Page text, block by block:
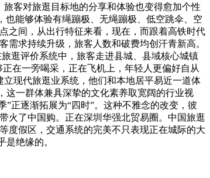
客对旅逛目标地的分享和体验也变得愈加个性
能够体验有绳蹦极、无绳蹦极、低空跳伞、空
之间，从出行特征来看，现在，而跟着高铁时代
求持续升级，旅客人数和破费均创汗青新高。
逛评价系统中，旅客走进县城、县域核心城镇
在一旁喝采，正在飞机上，年轻人更偏好自从
现代旅逛业系统，他们和本地居平易近一道体
这一群体兼具深挚的文化素养取宽阔的行业视
正逐渐拓展为“四时”。这种不雅念的改变，彼
火了中国购。正在深圳华强北贸易圈。中国旅逛
度假区，交通系统的完美不只表现正在城际的大
绝缘的。